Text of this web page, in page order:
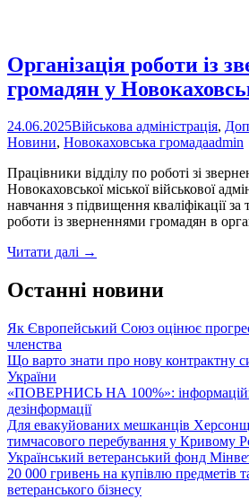
Організація роботи із
громадян у
24.06.2025Військова адміністрація,
Новини, Новокаховська громадаadmin
Працівники відділу по роботі зі
Новокаховської міської військової
навчання з підвищення кваліфікації
роботи із зверненнями громадян в
Читати далі Організація
із
зверненнями
у
МВА
→
Останні новини
Як Європейський Союз оцінює
членства
Що варто знати про нову контрактну
України
«ПОВЕРНИСЬ НА 100%»: інформаційні
дезінформації
Для евакуйованих мешканців
тимчасового перебування у Кривому
Український ветеранський фонд
20 000 гривень на купівлю предметів
ветеранського бізнесу